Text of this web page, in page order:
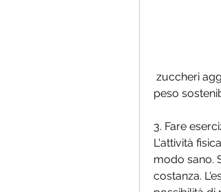
peso
3. Fare
L'attività
modo sano.
costanza.